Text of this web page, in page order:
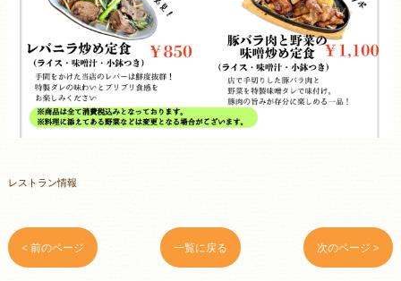
レストラン情報
< 前のページ 一覧に戻る 次のページ >